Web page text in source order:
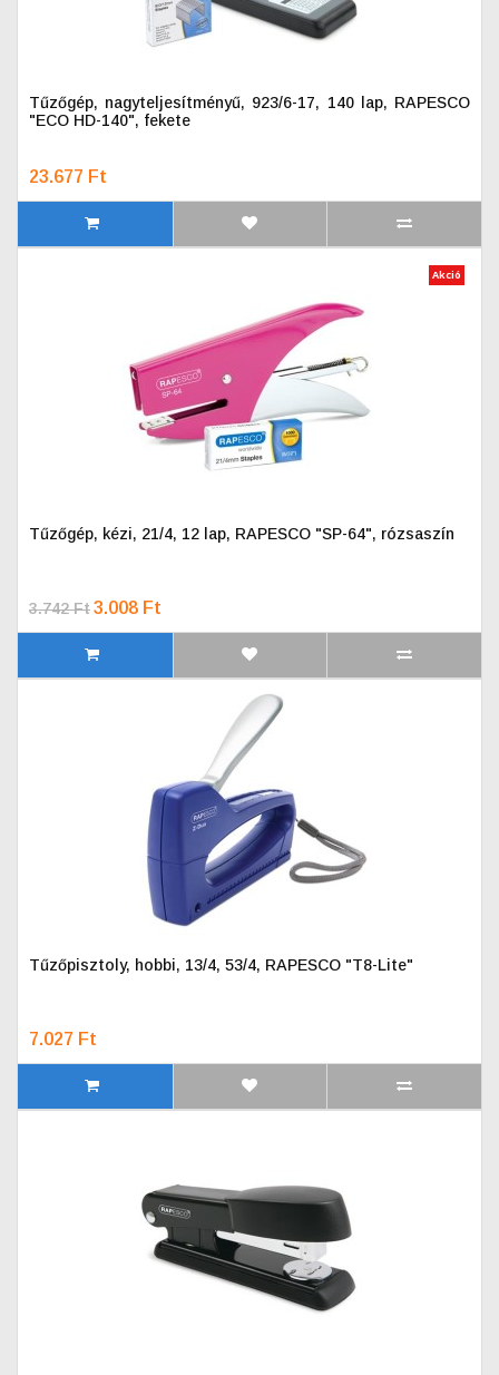
Tűzőgép, nagyteljesítményű, 923/6-17, 140 lap, RAPESCO
"ECO HD-140", fekete
23.677 Ft
Akció
Tűzőgép, kézi, 21/4, 12 lap, RAPESCO "SP-64", rózsaszín
3.742 Ft3.008 Ft
Tűzőpisztoly, hobbi, 13/4, 53/4, RAPESCO "T8-Lite"
7.027 Ft